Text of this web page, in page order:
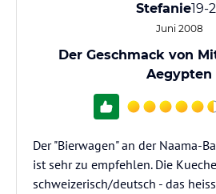
Stefanie19-
Juni 2008
Der Geschmack von
Aegypten
Der "Bierwagen" an der Naama-
ist sehr zu empfehlen. Die
schweizerisch/deutsch - das